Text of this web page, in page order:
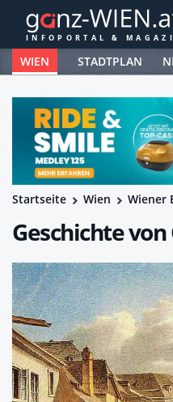
WIEN STADTPLAN
Startseite Wien Wiener
Geschichte